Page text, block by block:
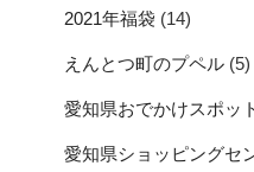
2021年福袋 (14)
えんとつ町のプペル (5)
愛知県おでかけスポッ
愛知県ショッピングセ